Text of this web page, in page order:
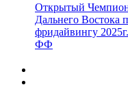
Открытый
Дальнего Востока
фридайвингу
ФФ